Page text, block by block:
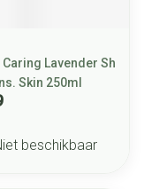
Lavender Sh
Skin 250ml
beschikbaar